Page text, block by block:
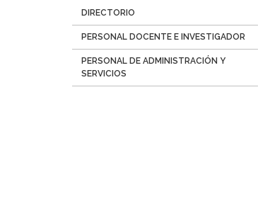
de
ayuda
a
Menú
Directorio
DIRECTORIO
PERSONAL DOCENTE E INVESTIGADOR
PERSONAL DE ADMINISTRACIÓN Y
SERVICIOS